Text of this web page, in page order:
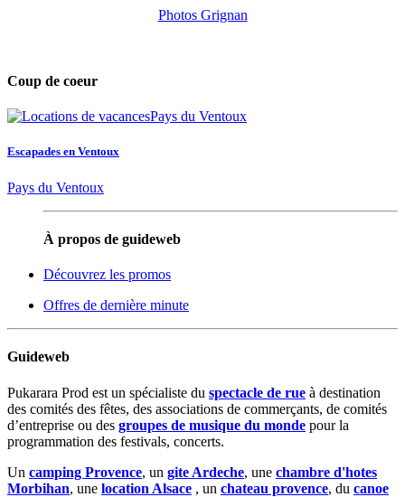
Photos Grignan
Coup de coeur
Escapades en Ventoux
Pays du Ventoux
À propos de guideweb
Découvrez les promos
Offres de dernière minute
Guideweb
Pukarara Prod est un spécialiste du spectacle de rue à destination
des comités des fêtes, des associations de commerçants, de comités
d’entreprise ou des groupes de musique du monde pour la
programmation des festivals, concerts.
Un camping Provence, un gite Ardeche, une chambre d'hotes
Morbihan, une location Alsace , un chateau provence, du canoe